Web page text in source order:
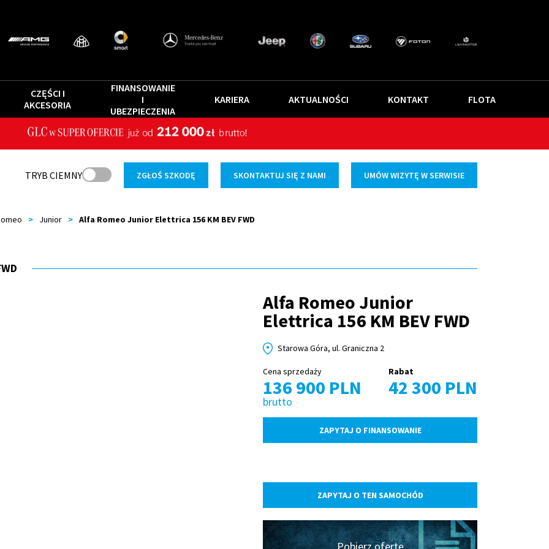
CZĘŚCI I
AKCESORIA
FINANSOWANIE
I
UBEZPIECZENIA
KARIERA AKTUALNOŚCI KONTAKT FLOTA
TRYB CIEMNY ZGŁOŚ SZKODĘ SKONTAKTUJ SIĘ Z NAMI UMÓW WIZYTĘ W SERWISIE
> Junior > Alfa Romeo Junior Elettrica 156 KM BEV FWD
Alfa Romeo Junior
Elettrica 156 KM BEV FWD
Starowa Góra, ul. Graniczna 2
Cena sprzedaży
136 900 PLN
brutto
Rabat
42 300 PLN
ZAPYTAJ O FINANSOWANIE
ZAPYTAJ O TEN SAMOCHÓD
Pobierz ofertę